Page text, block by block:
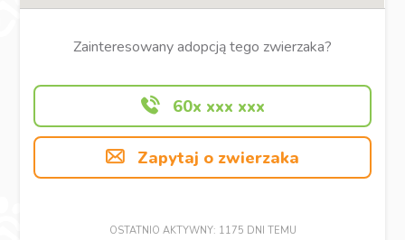
Zainteresowany adopcją tego zwierzaka?
60x xxx xxx
Zapytaj o zwierzaka
OSTATNIO AKTYWNY: 1175 DNI TEMU